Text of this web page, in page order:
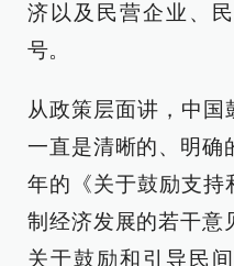
济以及民营企业、
号。
从政策层面讲，中国
一直是清晰的、明确
年的《关于鼓励支持
制经济发展的若干意
关于鼓励和引导民